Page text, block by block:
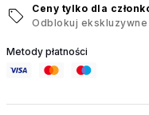
Ceny tylko dla
Odblokuj
Metody płatności